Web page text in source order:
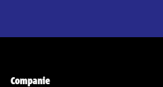
Companie